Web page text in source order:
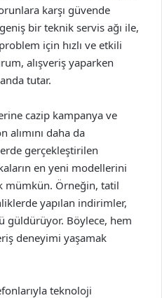
karşı güvende
bir teknik servis ağı ile,
için hızlı ve etkili
alışveriş yaparken
tutar.
cazip kampanya ve
daha da
gerçekleştirilen
en yeni modellerini
mümkün. Örneğin, tatil
yapılan indirimler,
güldürüyor. Böylece, hem
deneyimi yaşamak
teknoloji